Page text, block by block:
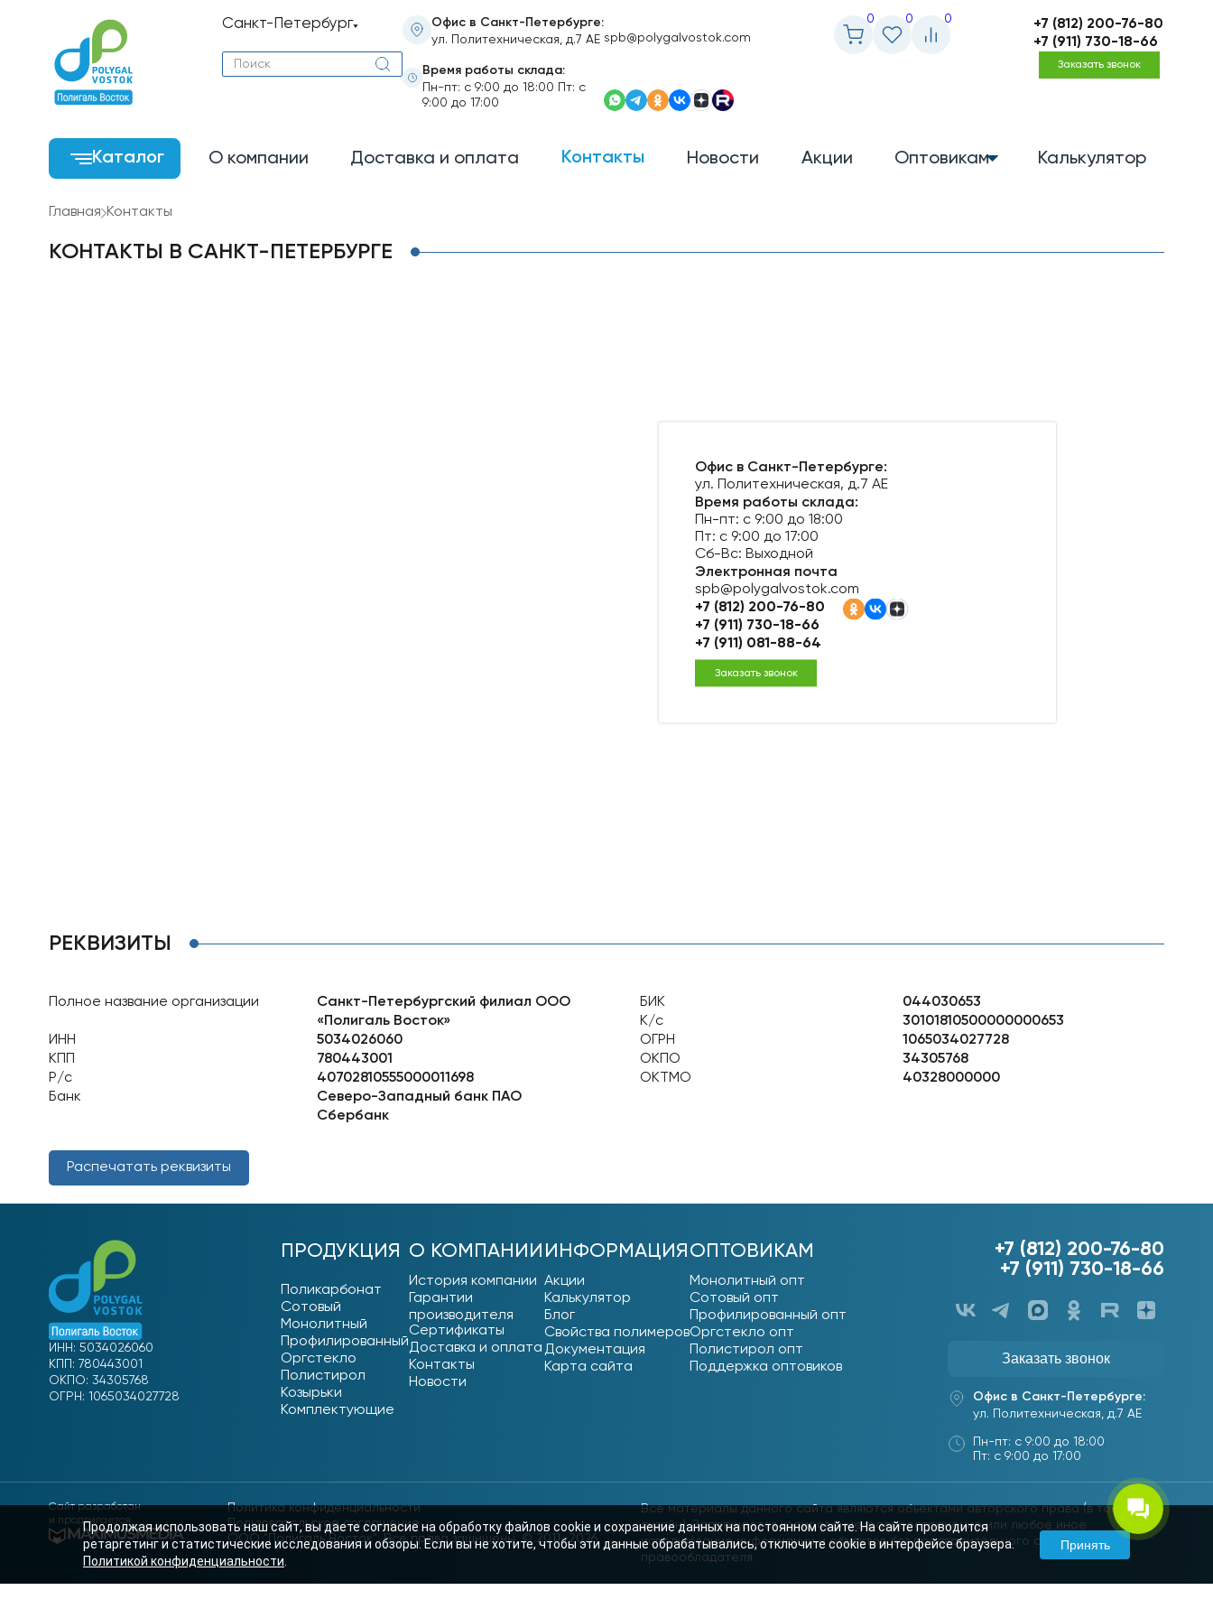
Санкт-Петербург
Офис в Санкт-Петербурге:
ул. Политехническая, д.7 АЕ
Время работы склада:
Пн-пт: с 9:00 до 18:00 Пт: с
9:00 до 17:00
Электронная почта
spb@polygalvostok.com
0 0 0
+7 (812) 200-76-80
+7 (911) 730-18-66
Заказать звонок
Каталог О компании Доставка и оплата Контакты Новости Акции Оптовикам Калькулятор
Главная Контакты
КОНТАКТЫ В САНКТ-ПЕТЕРБУРГЕ
Офис в Санкт-Петербурге:
ул. Политехническая, д.7 АЕ
Время работы склада:
Пн-пт: с 9:00 до 18:00
Пт: с 9:00 до 17:00
Сб-Вс: Выходной
Электронная почта
spb@polygalvostok.com
+7 (812) 200-76-80
+7 (911) 730-18-66
+7 (911) 081-88-64
Заказать звонок
РЕКВИЗИТЫ
Полное название организации
Санкт-Петербургский филиал ООО
«Полигаль Восток»
ИНН
5034026060
КПП
780443001
Р/с
40702810555000011698
Банк
Северо-Западный банк ПАО
Сбербанк
БИК
044030653
К/с
30101810500000000653
ОГРН
1065034027728
ОКПО
34305768
ОКТМО
40328000000
Распечатать реквизиты
ИНН: 5034026060
КПП: 780443001
ОКПО: 34305768
ОГРН: 1065034027728
ПРОДУКЦИЯ
Поликарбонат
Сотовый
Монолитный
Профилированный
Оргстекло
Полистирол
Козырьки
Комплектующие
О КОМПАНИИ
История компании
Гарантии
производителя
Сертификаты
Доставка и оплата
Контакты
Новости
ИНФОРМАЦИЯ
Акции
Калькулятор
Блог
Свойства полимеров
Документация
Карта сайта
ОПТОВИКАМ
Монолитный опт
Сотовый опт
Профилированный опт
Оргстекло опт
Полистирол опт
Поддержка оптовиков
+7 (812) 200-76-80
+7 (911) 730-18-66
Заказать звонок
Офис в Санкт-Петербурге:
ул. Политехническая, д.7 АЕ
Пн-пт: с 9:00 до 18:00
Пт: с 9:00 до 17:00
Сайт разработан
и продвигается
Политика конфиденциальности
Пользовательское соглашение
ООО "Полигаль Восток". Все права защищены. © 2011–2026
Все материалы данного сайта являются объектами авторского права (в том числе
дизайн). Запрещается копирование, распространение или любое иное
использование информации и объектов без предварительного согласия
правообладателя.
Продолжая использовать наш сайт, вы даете согласие на обработку файлов cookie и сохранение данных на постоянном сайте. На сайте проводится
ретаргетинг и статистические исследования и обзоры. Если вы не хотите, чтобы эти данные обрабатывались, отключите cookie в интерфейсе браузера.
Политикой конфиденциальности
Принять